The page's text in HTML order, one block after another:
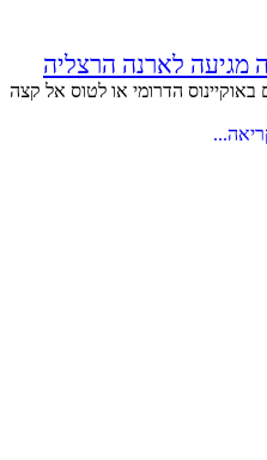
מגיעה לארנה הרצליה
באוקיינוס הדרומי או לטוס אל קצה